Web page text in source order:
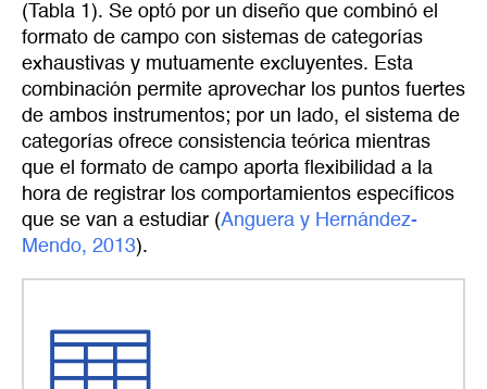
(Tabla 1). Se optó por un diseño que combinó el
formato de campo con sistemas de categorías
exhaustivas y mutuamente excluyentes. Esta
combinación permite aprovechar los puntos fuertes
de ambos instrumentos; por un lado, el sistema de
categorías ofrece consistencia teórica mientras
que el formato de campo aporta flexibilidad a la
hora de registrar los comportamientos específicos
que se van a estudiar (Anguera y Hernández-
Mendo, 2013).